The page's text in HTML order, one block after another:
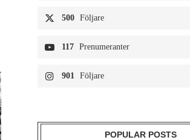
500 Följare
117 Prenumeranter
901 Följare
POPULAR POSTS